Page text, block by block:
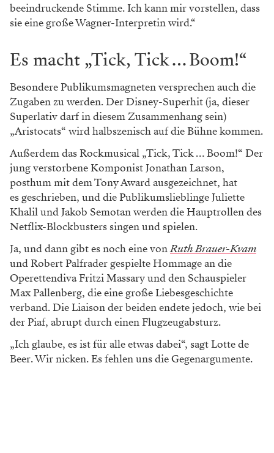
beeindruckende Stimme. Ich kann mir vorstellen, dass
sie eine große Wagner-Interpretin wird.“
Es macht „Tick, Tick … Boom!“
Besondere Publikumsmagneten versprechen auch die
Zugaben zu werden. Der Disney-Superhit (ja, dieser
Superlativ darf in diesem Zusammenhang sein)
„Aristocats“ wird halbszenisch auf die Bühne kommen.
Außerdem das Rockmusical „Tick, Tick … Boom!“ Der
jung verstorbene Komponist Jonathan Larson,
posthum mit dem Tony Award ausgezeichnet, hat
es geschrieben, und die Publikumslieblinge Juliette
Khalil und Jakob Semotan werden die Hauptrollen des
Netflix-Blockbusters singen und spielen.
Ja, und dann gibt es noch eine vonRuth Brauer-Kvam
und Robert Palfrader gespielte Hommage an die
Operettendiva Fritzi Massary und den Schauspieler
Max Pallenberg, die eine große Liebesgeschichte
verband. Die Liaison der beiden endete jedoch, wie bei
der Piaf, abrupt durch einen Flugzeugabsturz.
„Ich glaube, es ist für alle etwas dabei“, sagt Lotte de
Beer. Wir nicken. Es fehlen uns die Gegenargumente.